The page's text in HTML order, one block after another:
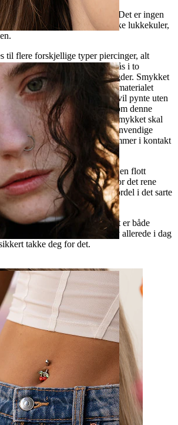
og stilrent, på den kule måten. Det er ingen
på smykket, kun to flotte blanke lukkekuler,
til flere forskjellige typer piercinger, alt
på staven. Denne pene saken fås i to
samt mange forskjellige lengder. Smykket
i en tungepiercing, hvor materialet
myke sarte vev, hvor det vil pynte uten
innvendige skruegjenget, som denne
er enda en stor fordel når smykket skal
områder på kroppen. Det innvendige
at selve skruedelen aldri kommer i kontakt
også være det perfekte valg til en flott
en frekk intimpiercing, hvor det rene
skruedesignet igjen er en fordel i det sarte
materialet er i topp og designet er både
skynd deg å bestill din titanstav allerede i dag
takke deg for det.